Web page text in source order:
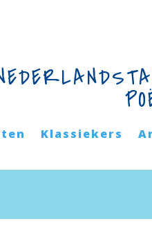
Klassiekers